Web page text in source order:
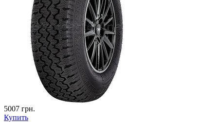
5007 грн.
Купить